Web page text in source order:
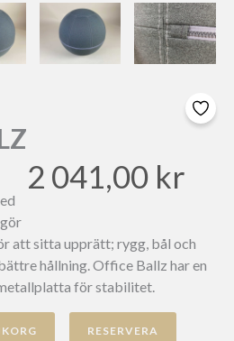
2 041,00 kr
att sitta upprätt; rygg, bål och
hållning. Office Ballz har en
för stabilitet.